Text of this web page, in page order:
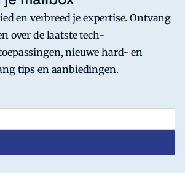
en verbreed je expertise. Ontvang
over de laatste tech-
nieuwe hard- en
tips en aanbiedingen.